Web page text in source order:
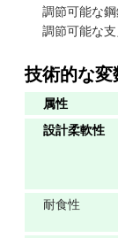
調節可能な
調節可能な
技術的な変
属性
設計柔軟性
耐食性